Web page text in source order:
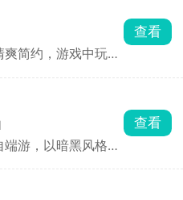
同时与多位性格迥
密关系。游戏采用
次对话选项都至关
色关系走向与最终
简约，游戏中玩家
。看起来轻松简
攻防博弈，你需要
同时时刻警惕对手
精准操作缺一不
查看
游，以暗黑风格的
你只剩一只手臂可
查看